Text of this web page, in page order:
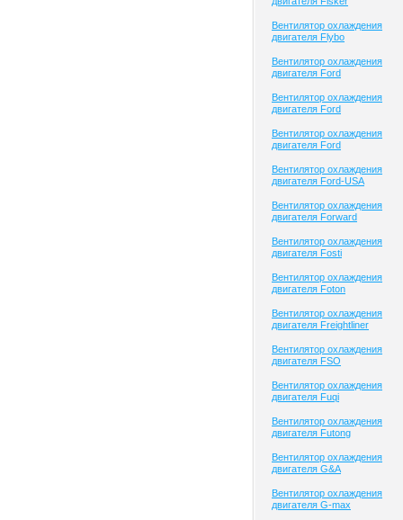
Вентилятор охлаждения
двигателя Flybo
Вентилятор охлаждения
двигателя Ford
Вентилятор охлаждения
двигателя Ford
Вентилятор охлаждения
двигателя Ford
Вентилятор охлаждения
двигателя Ford-USA
Вентилятор охлаждения
двигателя Forward
Вентилятор охлаждения
двигателя Fosti
Вентилятор охлаждения
двигателя Foton
Вентилятор охлаждения
двигателя Freightliner
Вентилятор охлаждения
двигателя FSO
Вентилятор охлаждения
двигателя Fuqi
Вентилятор охлаждения
двигателя Futong
Вентилятор охлаждения
двигателя G&A
Вентилятор охлаждения
двигателя G-max